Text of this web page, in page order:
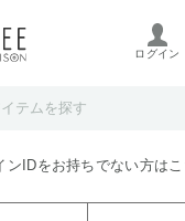
ております。
ログイン
り扱い終了、または
ンIDをお持ちでない方はこ